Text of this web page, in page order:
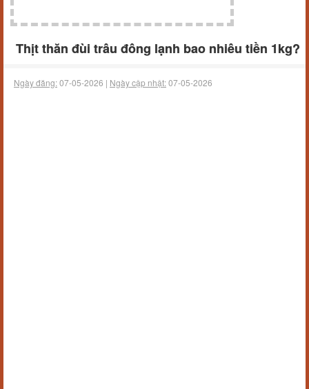
Thịt thăn đùi trâu đông lạnh bao nhiêu tiền 1kg?
Ngày đăng:07-05-2026 | Ngày cập nhật:07-05-2026